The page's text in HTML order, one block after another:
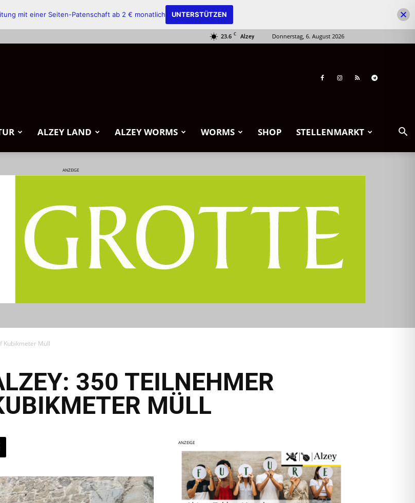
23.6 C Alzey Donnerstag, 6. August 2026
ALZEY LAND ALZEY WORMS WORMS SHOP STELLENMARKT
ANZEIGE
Kubikmeter Müll
350 TEILNEHMER
MÜLL
ANZEIGE
mit einer Seiten-Patenschaft ab 2 € monatlich UNTERSTÜTZEN